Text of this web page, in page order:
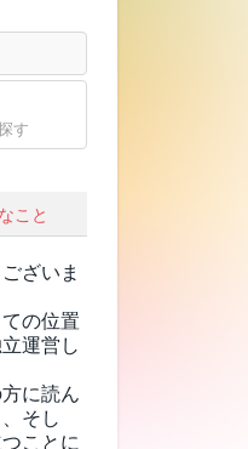
す
こと
ざいま
の位置
運営し
に読ん
そし
ことに